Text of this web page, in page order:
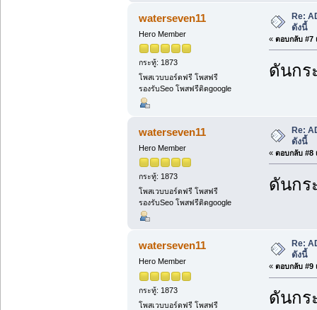
waterseven11
Hero Member
กระทู้: 1873
โพสเวบบอร์ดฟรี โพสฟรี
รองรับSeo โพสฟรีติดgoogle
Re:
ดังนี้
« ตอบกลับ #7
ดันก
waterseven11
Hero Member
กระทู้: 1873
โพสเวบบอร์ดฟรี โพสฟรี
รองรับSeo โพสฟรีติดgoogle
Re:
ดังนี้
« ตอบกลับ #8
ดันก
waterseven11
Hero Member
กระทู้: 1873
โพสเวบบอร์ดฟรี โพสฟรี
Re:
ดังนี้
« ตอบกลับ #9
ดันก